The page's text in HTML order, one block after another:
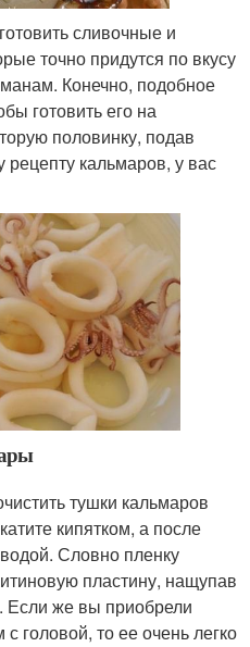
сливочные и
точно придутся по вкусу
Конечно, подобное
готовить его на
половинку, подав
кальмаров, у вас
тушки кальмаров
кипятком, а после
Словно пленку
пластину, нащупав
Если же вы приобрели
головой, то ее очень легко